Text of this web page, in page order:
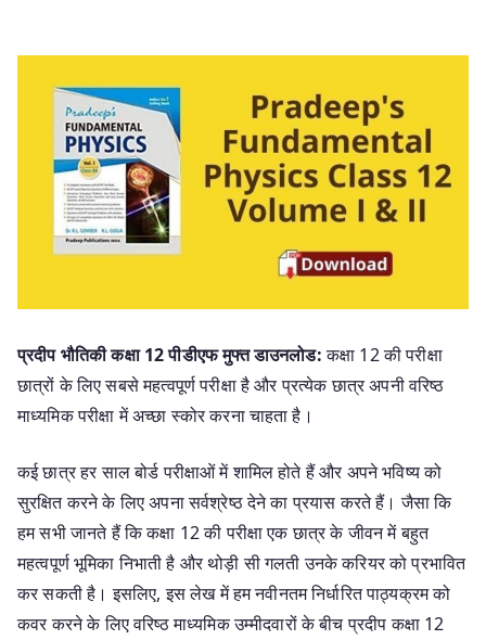
प्रदीप भौतिकी कक्षा 12 पीडीएफ मुफ्त डाउनलोड:कक्षा 12 की परीक्षा
छात्रों के लिए सबसे महत्वपूर्ण परीक्षा है और प्रत्येक छात्र अपनी वरिष्ठ
माध्यमिक परीक्षा में अच्छा स्कोर करना चाहता है।
कई छात्र हर साल बोर्ड परीक्षाओं में शामिल होते हैं और अपने भविष्य को
सुरक्षित करने के लिए अपना सर्वश्रेष्ठ देने का प्रयास करते हैं। जैसा कि
हम सभी जानते हैं कि कक्षा 12 की परीक्षा एक छात्र के जीवन में बहुत
महत्वपूर्ण भूमिका निभाती है और थोड़ी सी गलती उनके करियर को प्रभावित
कर सकती है। इसलिए, इस लेख में हम नवीनतम निर्धारित पाठ्यक्रम को
कवर करने के लिए वरिष्ठ माध्यमिक उम्मीदवारों के बीच प्रदीप कक्षा 12